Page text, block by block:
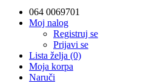
064 0069701
Moj nalog
Registruj se
Prijavi se
Lista želja (0)
Moja korpa
Naruči